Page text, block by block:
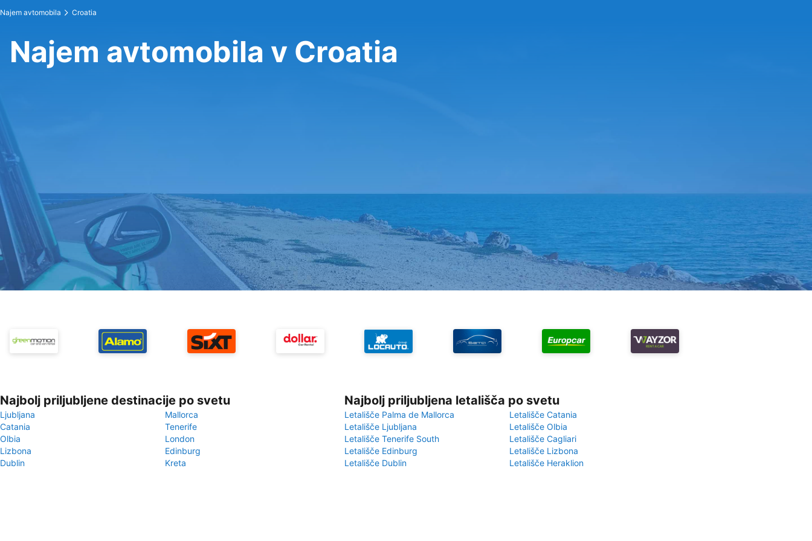
Najem avtomobila Croatia
Najem avtomobila v Croatia
Najbolj priljubljene destinacije po svetu
Ljubljana
Mallorca
Catania
Tenerife
Olbia
London
Lizbona
Edinburg
Dublin
Kreta
Najbolj priljubljena letališča po svetu
Letališče Palma de Mallorca
Letališče Catania
Letališče Ljubljana
Letališče Olbia
Letališče Tenerife South
Letališče Cagliari
Letališče Edinburg
Letališče Lizbona
Letališče Dublin
Letališče Heraklion